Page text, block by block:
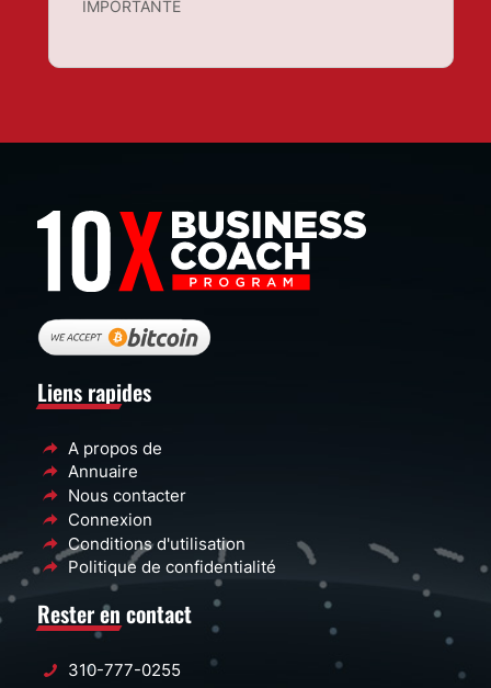
IMPORTANTE
Liens rapides
A propos de
Annuaire
Nous contacter
Connexion
Conditions d'utilisation
Politique de confidentialité
Rester en contact
310-777-0255